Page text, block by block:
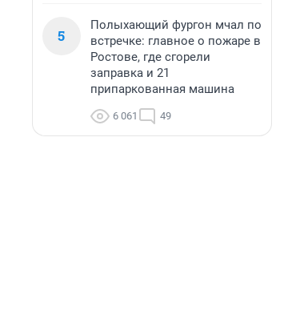
5
Полыхающий фургон мчал по
встречке: главное о пожаре в
Ростове, где сгорели
заправка и 21
припаркованная машина
6 061 49